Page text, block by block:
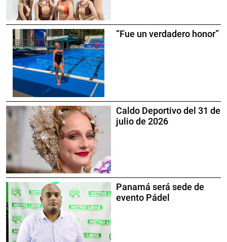
“Fue un verdadero honor”
Caldo Deportivo del 31 de
julio de 2026
Panamá será sede de
evento Pádel